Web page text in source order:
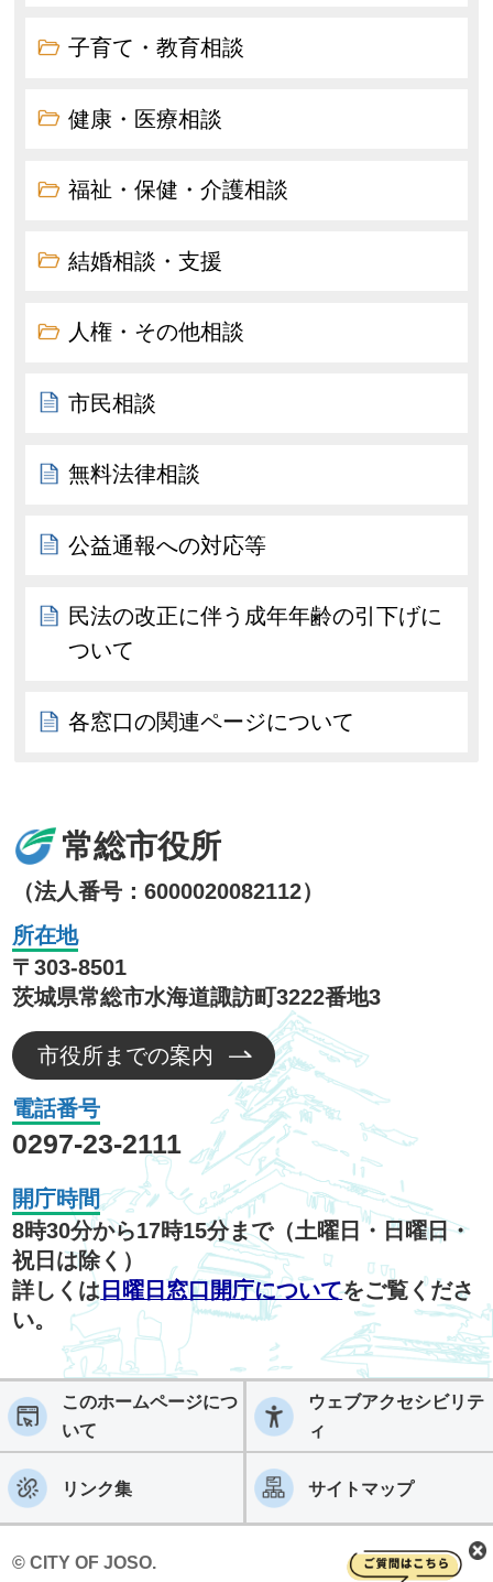
子育て・教育相談
健康・医療相談
福祉・保健・介護相談
結婚相談・支援
人権・その他相談
市民相談
無料法律相談
公益通報への対応等
民法の改正に伴う成年年齢の引下げに
ついて
各窓口の関連ページについて
常総市役所
（法人番号：6000020082112）
所在地
〒303-8501
茨城県常総市水海道諏訪町3222番地3
市役所までの案内
電話番号
0297-23-2111
開庁時間
8時30分から17時15分まで（土曜日・日曜日・
祝日は除く）
詳しくは 日曜日窓口開庁についてをご覧くださ
い。
このホームページにつ
いて
ウェブアクセシビリテ
ィ
リンク集 サイトマップ
© CITY OF JOSO.